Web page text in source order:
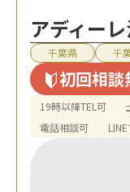
アディー
千葉県 千
初回相談
19時以降TEL可
電話相談可